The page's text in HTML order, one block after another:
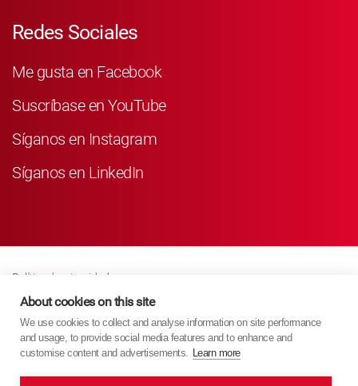
Redes Sociales
Me gusta en Facebook
Suscríbase en YouTube
Síganos en Instagram
Síganos en LinkedIn
Política de privacidad
Business Partner Privacy
Política De Cookies
Modern Slavery Act Policy
About cookies on this site
We use cookies to collect and analyse information on site performance
and usage, to provide social media features and to enhance and
customise content and advertisements. Learn more